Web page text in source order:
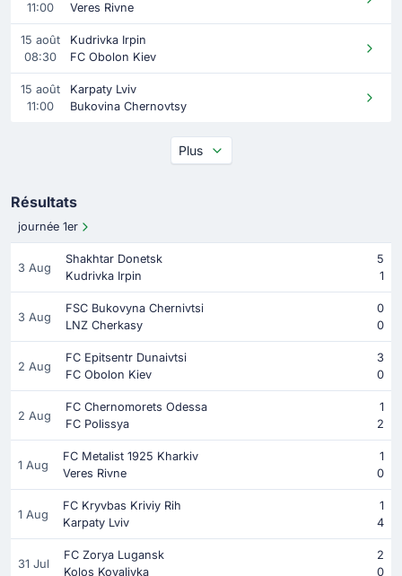
11:00
Veres Rivne
15 août
08:30
Kudrivka Irpin
FC Obolon Kiev
15 août
11:00
Karpaty Lviv
Bukovina Chernovtsy
Plus
Résultats
journée 1er
3 Aug
Shakhtar Donetsk
5
Kudrivka Irpin
1
3 Aug
FSC Bukovyna Chernivtsi
0
LNZ Cherkasy
0
2 Aug
FC Epitsentr Dunaivtsi
3
FC Obolon Kiev
0
2 Aug
FC Chernomorets Odessa
1
FC Polissya
2
1 Aug
FC Metalist 1925 Kharkiv
1
Veres Rivne
0
1 Aug
FC Kryvbas Kriviy Rih
1
Karpaty Lviv
4
31 Jul
FC Zorya Lugansk
2
Kolos Kovalivka
0